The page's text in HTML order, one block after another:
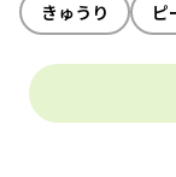
きゅうり
ピ